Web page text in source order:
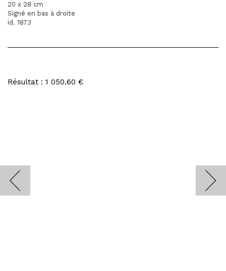
20 x 28 cm
Signé en bas à droite
id. 1873
Résultat : 1 050.60 €